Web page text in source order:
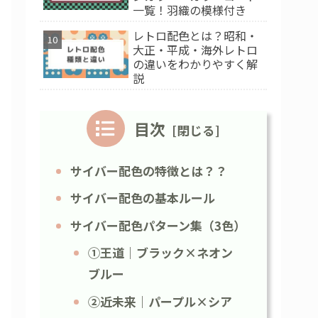
一覧！羽織の模様付き
レトロ配色とは？昭和・
大正・平成・海外レトロ
の違いをわかりやすく解
説
目次
サイバー配色の特徴とは？？
サイバー配色の基本ルール
サイバー配色パターン集（3色）
①王道｜ブラック×ネオン
ブルー
②近未来｜パープル×シア